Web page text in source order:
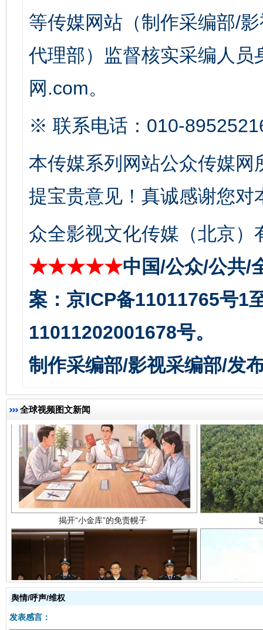
等传媒网站（制作采编部/
代理部）监督核实采编人员
网.com。
※ 联系电话：010-
本传媒系列网站公众传媒
提宝贵意见！真诚感谢您
众全影视文化传媒（北京）
★★★★★中国/公众/公共/
案：京ICP备11011765号1
11011202001678号。
制作采编部/影视采编部/发
全球视频图文新闻
东山县通报“牛蛙产品抗生素超标问题” 法
千年窑火 生生不息 一
揭开“小金库”的免责幌子
受贿1.44亿！段成刚被判无期
舆情/呼声/维权
发表感言：